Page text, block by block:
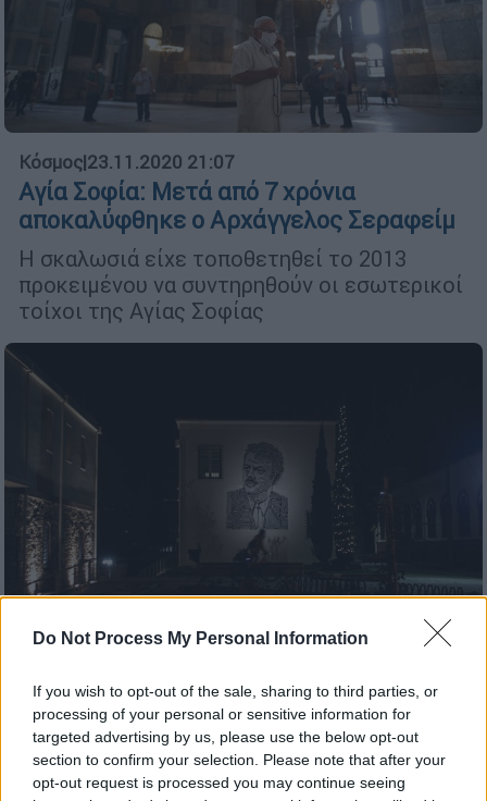
Do Not Process My Personal Information
If you wish to opt-out of the sale, sharing to third parties, or
processing of your personal or sensitive information for
targeted advertising by us, please use the below opt-out
section to confirm your selection. Please note that after your
opt-out request is processed you may continue seeing
Κόσμος|23.11.2020 21:07
Αγία Σοφία: Μετά από 7 χρόνια
αποκαλύφθηκε ο Αρχάγγελος Σεραφείμ
Η σκαλωσιά είχε τοποθετηθεί το 2013
προκειμένου να συντηρηθούν οι εσωτερικοί
τοίχοι της Αγίας Σοφίας
Μουσική|26.12.2019 13:57
Τοποθετήθηκε το ψηφιδωτό του Βασίλη
Τσιτσάνη στο ομώνυμο μουσείο (pics)
Για τη δημιουργία του χρειάστηκαν χιλιάδες